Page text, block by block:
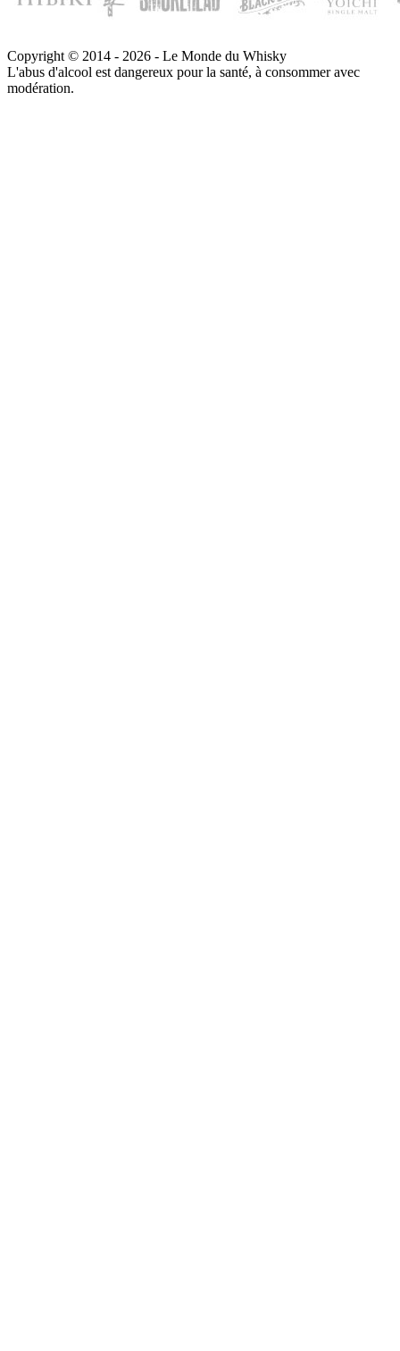
Copyright © 2014 - 2026 - Le Monde du Whisky
L'abus d'alcool est dangereux pour la santé, à consommer avec
modération.